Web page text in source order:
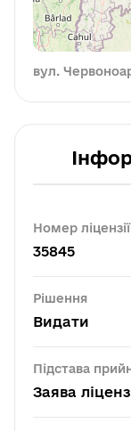
вул.
Номер ліцензії
35845
Рішення
Видати
Підстава
Заява